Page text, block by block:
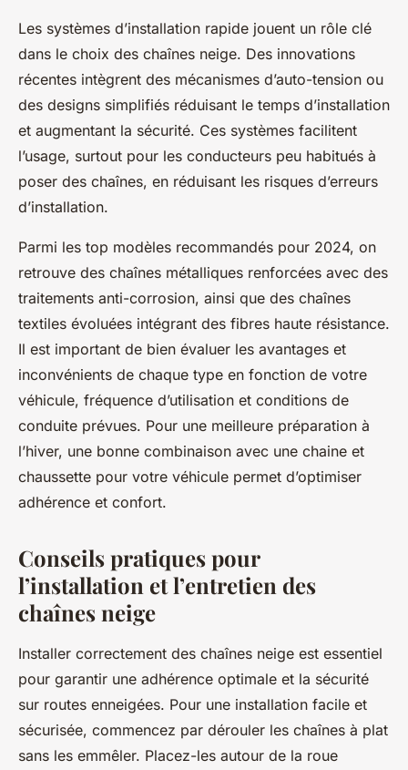
Les systèmes d’installation rapide jouent un rôle clé
dans le choix des chaînes neige. Des innovations
récentes intègrent des mécanismes d’auto-tension ou
des designs simplifiés réduisant le temps d’installation
et augmentant la sécurité. Ces systèmes facilitent
l’usage, surtout pour les conducteurs peu habitués à
poser des chaînes, en réduisant les risques d’erreurs
d’installation.
Parmi les top modèles recommandés pour 2024, on
retrouve des chaînes métalliques renforcées avec des
traitements anti-corrosion, ainsi que des chaînes
textiles évoluées intégrant des fibres haute résistance.
Il est important de bien évaluer les avantages et
inconvénients de chaque type en fonction de votre
véhicule, fréquence d’utilisation et conditions de
conduite prévues. Pour une meilleure préparation à
l’hiver, une bonne combinaison avec une chaine et
chaussette pour votre véhicule permet d’optimiser
adhérence et confort.
Conseils pratiques pour
l’installation et l’entretien des
chaînes neige
Installer correctement des chaînes neige est essentiel
pour garantir une adhérence optimale et la sécurité
sur routes enneigées. Pour une installation facile et
sécurisée, commencez par dérouler les chaînes à plat
sans les emmêler. Placez-les autour de la roue